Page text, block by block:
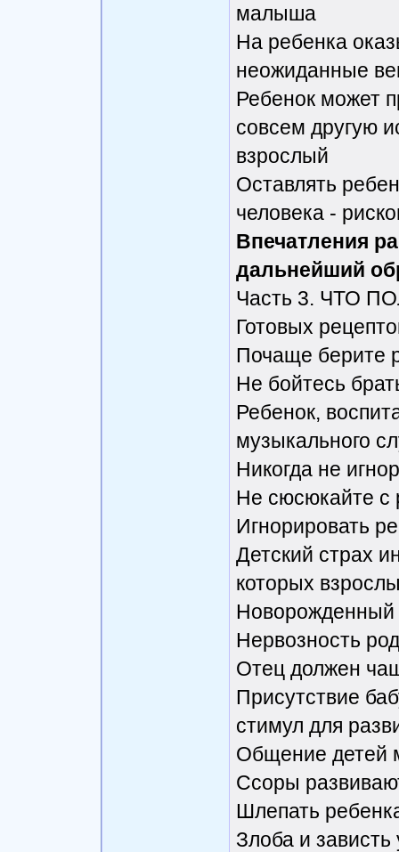
малыша
На ребенка
неожиданные
Ребенок может
совсем другую
взрослый
Оставлять
человека -
Впечатления
дальнейший
Часть 3. ЧТО
Готовых
Почаще берите
Не бойтесь
Ребенок,
музыкального
Никогда не
Не сюсюкайте с
Игнорировать
Детский страх
которых
Новорожденный
Нервозность
Отец должен
Присутствие
стимул для
Общение детей
Ссоры
Шлепать
Злоба и